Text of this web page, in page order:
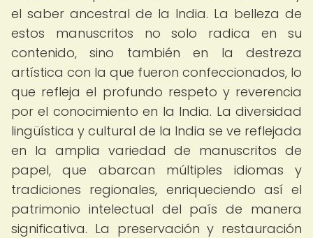
el saber ancestral de la India. La belleza de
estos manuscritos no solo radica en su
contenido, sino también en la destreza
artística con la que fueron confeccionados, lo
que refleja el profundo respeto y reverencia
por el conocimiento en la India. La diversidad
lingüística y cultural de la India se ve reflejada
en la amplia variedad de manuscritos de
papel, que abarcan múltiples idiomas y
tradiciones regionales, enriqueciendo así el
patrimonio intelectual del país de manera
significativa. La preservación y restauración